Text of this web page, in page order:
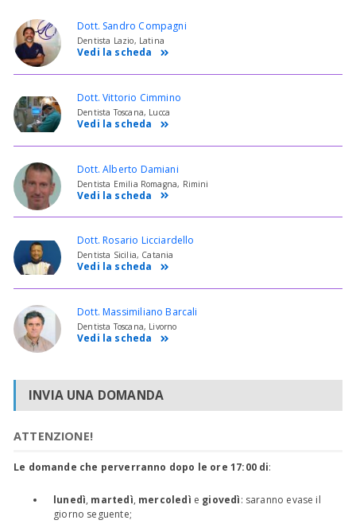
Dott. Sandro Compagni
Dentista Lazio, Latina
Vedi la scheda
Dott. Vittorio Cimmino
Dentista Toscana, Lucca
Vedi la scheda
Dott. Alberto Damiani
Dentista Emilia Romagna, Rimini
Vedi la scheda
Dott. Rosario Licciardello
Dentista Sicilia, Catania
Vedi la scheda
Dott. Massimiliano Barcali
Dentista Toscana, Livorno
Vedi la scheda
INVIA UNA DOMANDA
ATTENZIONE!
Le domande che perverranno dopo le ore 17:00 di:
lunedì, martedì, mercoledì e giovedì: saranno evase il
giorno seguente;